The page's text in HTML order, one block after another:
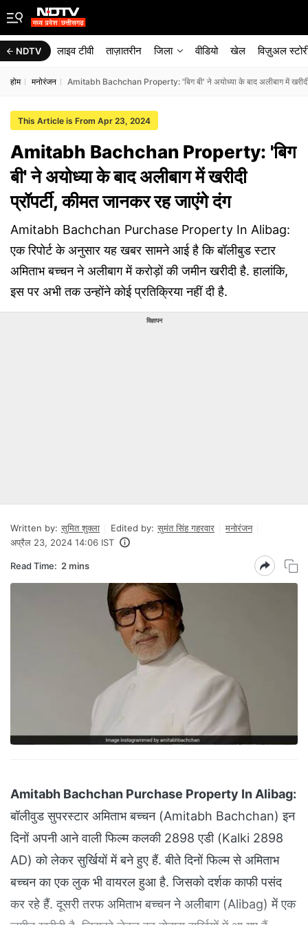
NDTV लाइव टीवी ताज़ातरीन जिला वीडियो खेल विज़ुअल
होम मनोरंजन Amitabh Bachchan Property: 'बिग बी' ने अयोध्या के बाद अलीबाग में खरीदी
This Article is From Apr 23, 2024
Amitabh Bachchan Property: 'बिग
बी' ने अयोध्या के बाद अलीबाग में खरीदी
प्रॉपर्टी, कीमत जानकर रह जाएंगे दंग
Amitabh Bachchan Purchase Property In Alibag:
एक रिपोर्ट के अनुसार यह खबर सामने आई है कि बॉलीबुड स्टार
अमिताभ बच्चन ने अलीबाग में करोड़ों की जमीन खरीदी है. हालांकि,
इस पर अभी तक उन्होंने कोई प्रतिक्रिया नहीं दी है.
विज्ञापन
Written by: सुमित शुक्ला Edited by: सुमंत सिंह गहरवार
मनोरंजन
अप्रैल 23, 2024 14:06 IST
Read Time: 2 mins
Amitabh Bachchan Purchase Property In Alibag:
बॉलीवुड सुपरस्टार अमिताभ बच्चन (Amitabh Bachchan) इन
दिनों अपनी आने वाली फिल्म कलकी 2898 एडी (Kalki 2898
AD) को लेकर सुर्खियों में बने हुए हैं. बीते दिनों फिल्म से अमिताभ
बच्चन का एक लुक भी वायरल हुआ है. जिसको दर्शक काफी पसंद
कर रहे हैं. दूसरी तरफ अमिताभ बच्चन ने अलीबाग (Alibag) में एक